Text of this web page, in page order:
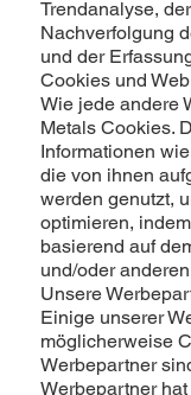
Trendanalyse,
Nachverfolgung
und der
Cookies und
Wie jede andere
Metals Cookies.
Informationen
die von ihnen
werden genutzt,
optimieren,
basierend auf
und/oder
Unsere
Einige unserer
möglicherweise
Werbepartner
Werbepartner